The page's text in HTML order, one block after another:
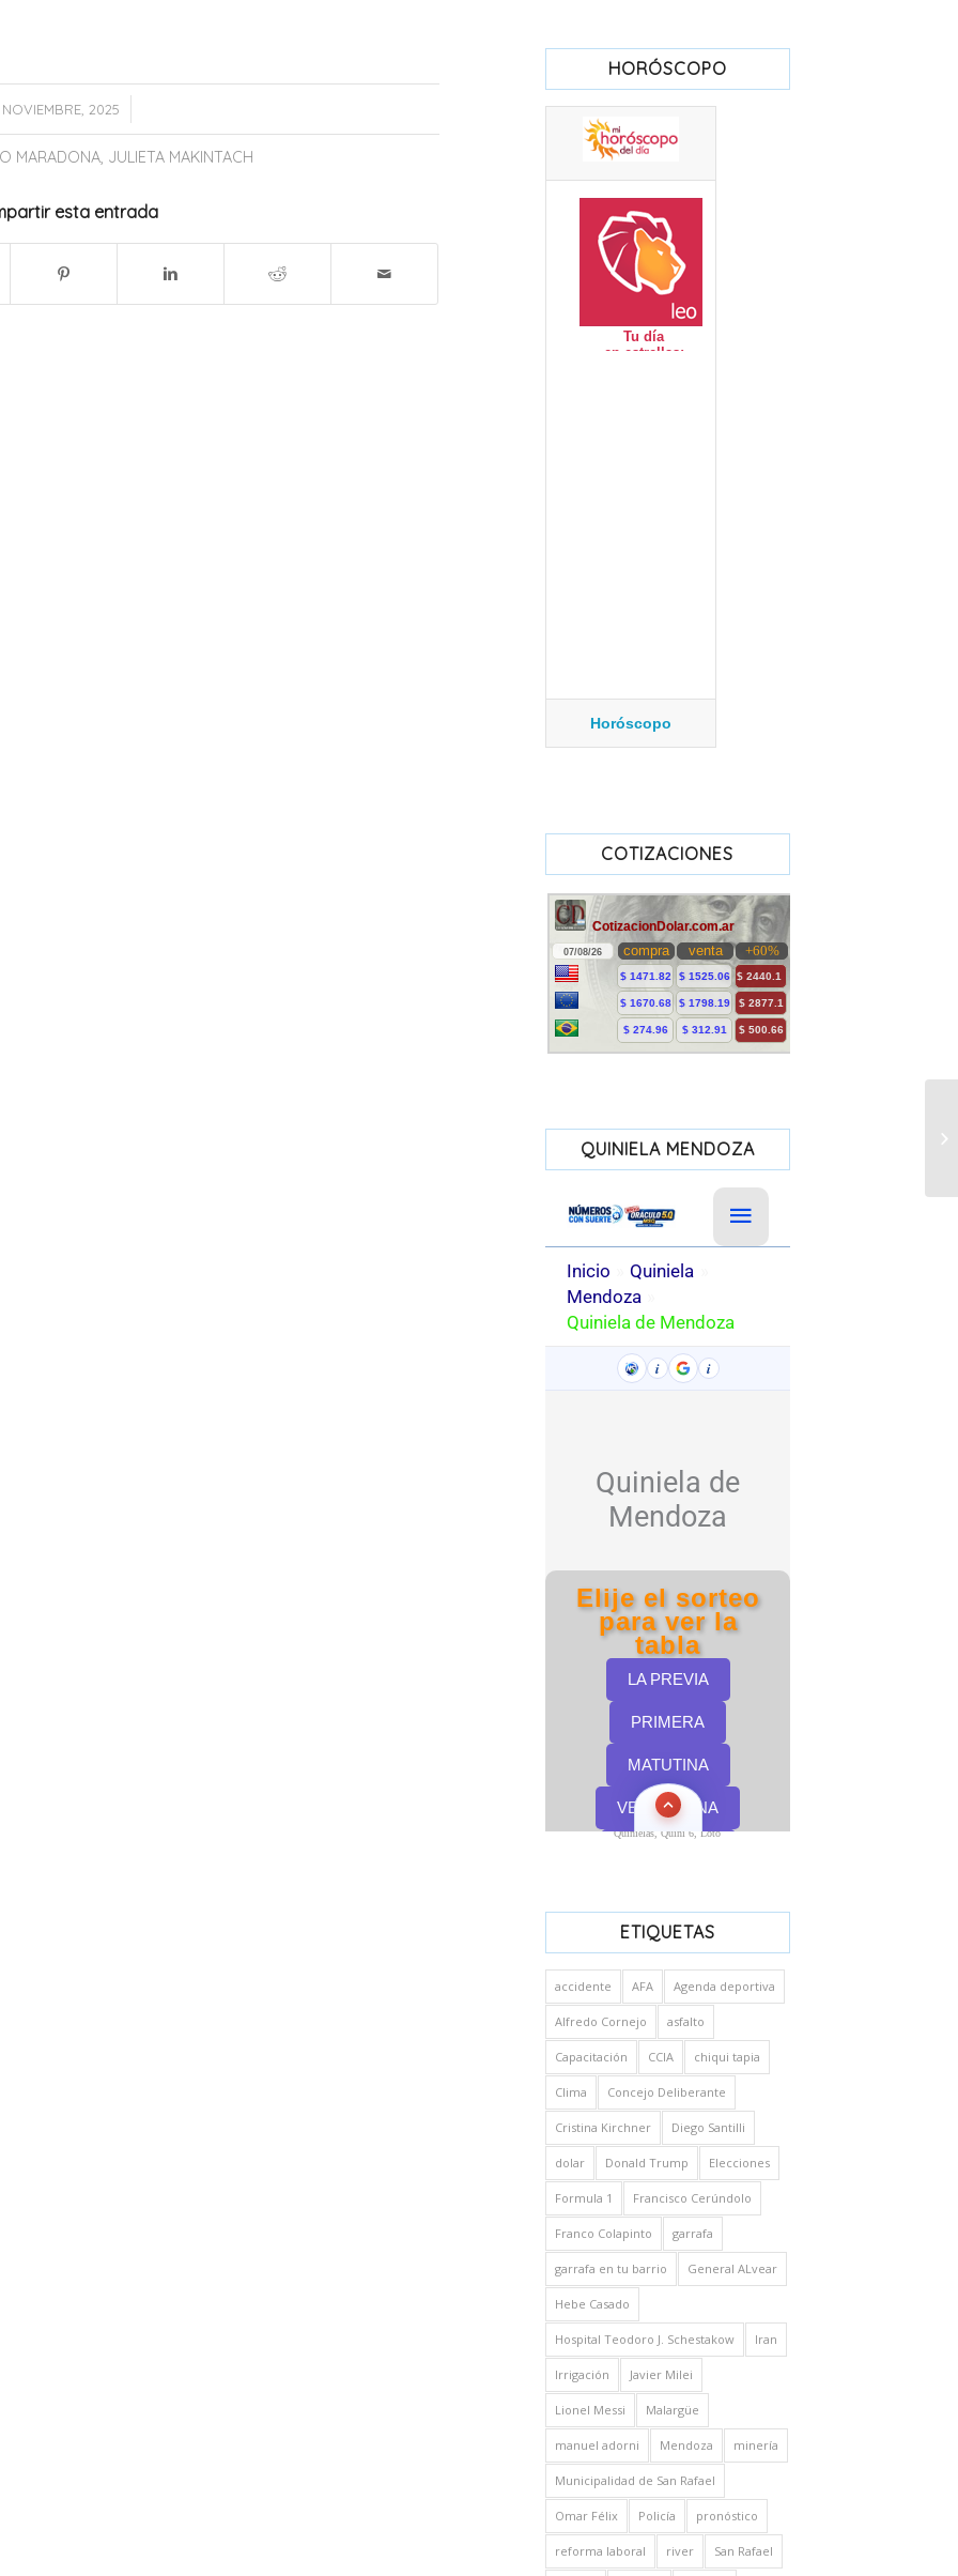
NOVIEMBRE, 2025
/
MARADONA, JULIETA MAKINTACH
esta entrada
HORÓSCOPO
Horóscopo
COTIZACIONES
QUINIELA MENDOZA
Quinielas, Quini 6, Loto
ETIQUETAS
accidente AFA Agenda deportiva
Alfredo Cornejo asfalto
Capacitación CCIA chiqui tapia
Clima Concejo Deliberante
Cristina Kirchner Diego Santilli
dolar Donald Trump Elecciones
Formula 1 Francisco Cerúndolo
Franco Colapinto garrafa
garrafa en tu barrio General ALvear
Hebe Casado
Hospital Teodoro J. Schestakow Iran
Irrigación Javier Milei
Lionel Messi Malargüe
manuel adorni Mendoza minería
Municipalidad de San Rafael
Omar Félix Policía pronóstico
reforma laboral river San Rafael